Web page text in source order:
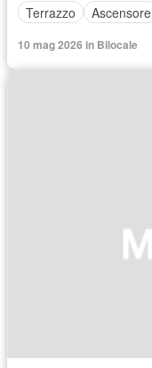
Terrazzo
Ascensore
10 mag 2026 in Bilocale